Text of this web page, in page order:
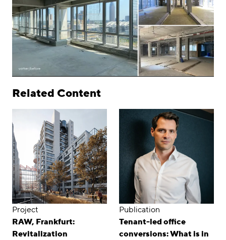
Related Content
Project
RAW, Frankfurt:
Revitalization
Publication
Tenant-led office
conversions: What is in